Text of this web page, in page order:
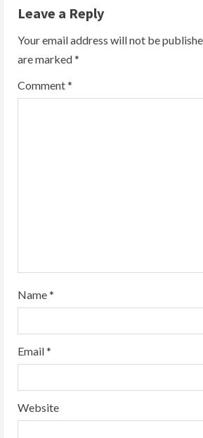
Leave a Reply
Your email address will not be
are marked*
Comment*
Name*
Email*
Website